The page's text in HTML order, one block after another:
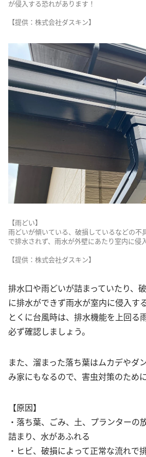
が侵入する恐れがあります！
【提供：株式会社ダスキン】
【雨どい】
雨どいが傾いている、破損しているなどの不
で排水されず、雨水が外壁にあたり室内に侵
【提供：株式会社ダスキン】
排水口や雨どいが詰まっていたり、
に排水ができず雨水が室内に侵入す
とくに台風時は、排水機能を上回る
必ず確認しましょう。
また、溜まった落ち葉はムカデやダ
み家にもなるので、害虫対策のため
【原因】
・落ち葉、ごみ、土、プランターの
詰まり、水があふれる
・ヒビ、破損によって正常な流れで